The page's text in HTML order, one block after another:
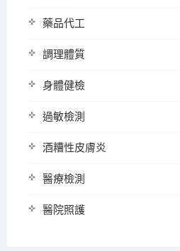
藥品代工
調理體質
身體健檢
過敏檢測
酒糟性皮膚炎
醫療檢測
醫院照護